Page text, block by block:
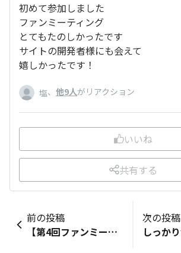
初めて参加しました
ファンミーティング
とてもたのしかったです
サイトの開発者様にも会えて
嬉しかったです！
塩、 他9人がリアクション
いいね
共有する
前の投稿
【第4回ファンミーティング】 参加させて頂きありがとう御座いました。 同じテーブルの平岡さん、めっちゃ可愛くて【カバー】チーム、本当にチームワーク最高でした。 お世話になりました。 たまたま休みの次男が、たまたま茅場町に用があり来ていて腸内会会員ではないので中に入れないのですが、このかわいい素敵な雰囲気を見せたかった〜と思いました。 今日も次男のバッグからFibeeのゴミが沢山出て来ました。毎日お世話になってます。
次の投稿